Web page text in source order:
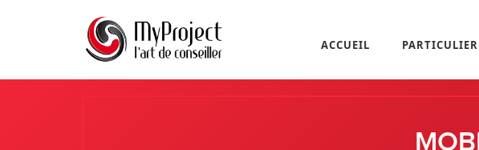
ACCUEIL PARTICULIER